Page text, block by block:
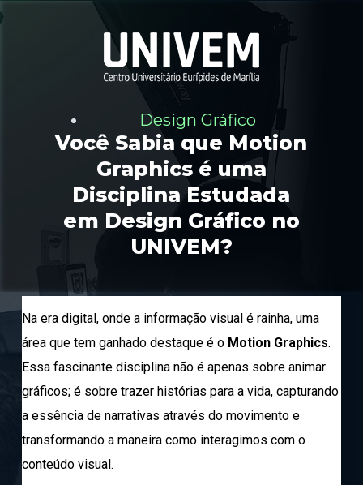
Design Gráfico
Você Sabia que Motion
Graphics é uma
Disciplina Estudada
em Design Gráfico no
UNIVEM?
Na era digital, onde a informação visual é rainha, uma
área que tem ganhado destaque é o Motion Graphics.
Essa fascinante disciplina não é apenas sobre animar
gráficos; é sobre trazer histórias para a vida, capturando
a essência de narrativas através do movimento e
transformando a maneira como interagimos com o
conteúdo visual.